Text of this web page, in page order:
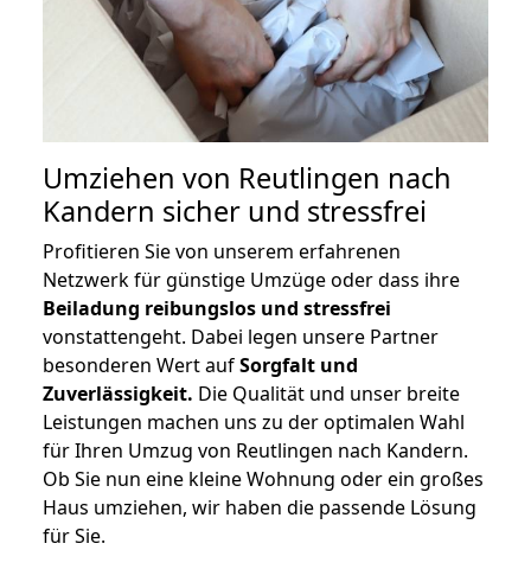
Umziehen von Reutlingen nach
Kandern sicher und stressfrei
Profitieren Sie von unserem erfahrenen
Netzwerk für günstige Umzüge oder dass ihre
Beiladung reibungslos und stressfrei
vonstattengeht. Dabei legen unsere Partner
besonderen Wert aufSorgfalt und
Zuverlässigkeit. Die Qualität und unser breite
Leistungen machen uns zu der optimalen Wahl
für Ihren Umzug von Reutlingen nach Kandern.
Ob Sie nun eine kleine Wohnung oder ein großes
Haus umziehen, wir haben die passende Lösung
für Sie.